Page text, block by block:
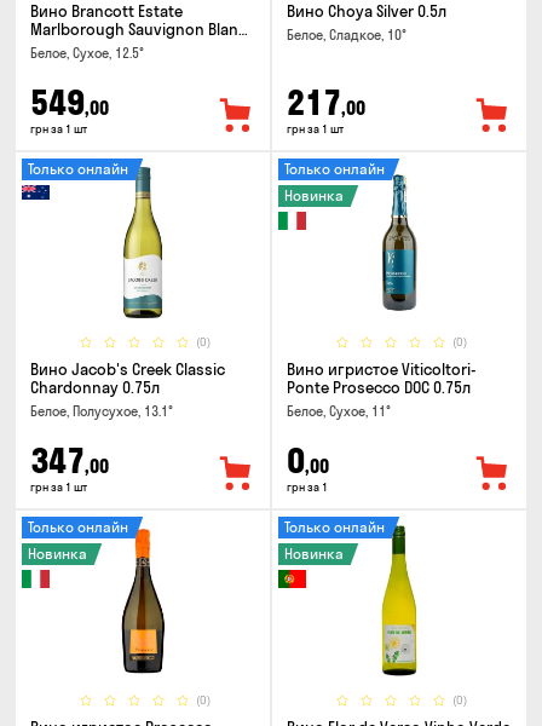
Вино Brancott Estate
Marlborough Sauvignon Blanc
0.75л
Белое, Сухое, 12.5°
549,00
грн за 1 шт
Вино Choya Silver 0.5л
Белое, Сладкое, 10°
217,00
грн за 1 шт
(0)
Только онлайн
Вино Jacob's Creek Classic
Chardonnay 0.75л
Белое, Полусухое, 13.1°
347,00
грн за 1 шт
(0)
Только онлайн
Новинка
Вино игристое Viticoltori-
Ponte Prosecco DOC 0.75л
Белое, Сухое, 11°
0,00
грн за 1
(0)
Только онлайн
Новинка
(0)
Только онлайн
Новинка